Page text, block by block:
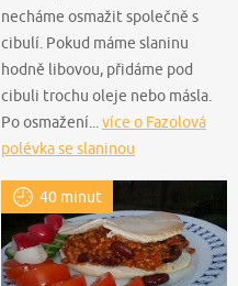
necháme osmažit společně s
cibulí. Pokud máme slaninu
hodně libovou, přidáme pod
cibuli trochu oleje nebo másla.
Po osmažení... více o Fazolová
polévka se slaninou
40 minut